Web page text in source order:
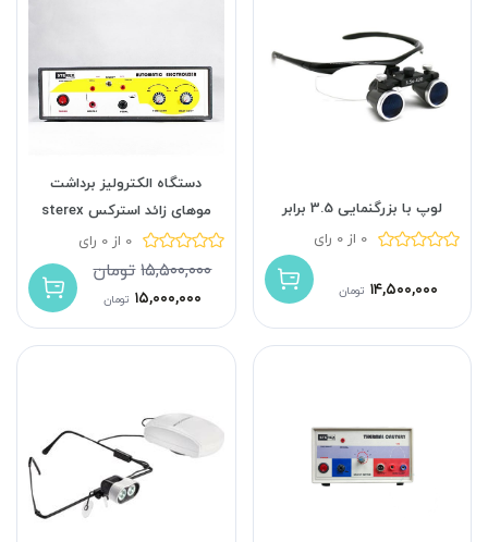
لوپ با بزرگنمایی 3.5 برابر
0 از 0 رای
۱۴,۵۰۰,۰۰۰ تومان
دستگاه الکترولیز برداشت
موهای زائد استرکس sterex
0 از 0 رای
۱۵,۵۰۰,۰۰۰تومان
۱۵,۰۰۰,۰۰۰ تومان